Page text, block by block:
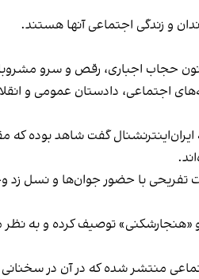
و زندگی اجتماعی آنها هستند.
حجاب اجباری، رقص و سرو
اجتماعی، دادستان عمومی و
گفت شاهد بوده
با حضور جوان‌ها و نسل زد
توصیف کرده و به نظر
منتشر شده که در آن در سخنانی